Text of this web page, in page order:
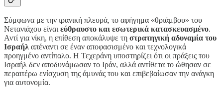
Σύμφωνα με την ιρανική πλευρά, το αφήγημα «θριάμβου» του
Νετανιάχου είναι εύθραυστο και εσωτερικά κατασκευασμένο.
Αντί για νίκη, η επίθεση αποκάλυψε τη στρατηγική αδυναμία του
Ισραήλ απέναντι σε έναν αποφασισμένο και τεχνολογικά
προηγμένο αντίπαλο. Η Τεχεράνη υποστηρίζει ότι οι πράξεις του
Ισραήλ δεν αποδυνάμωσαν το Ιράν, αλλά αντίθετα το ώθησαν σε
περαιτέρω ενίσχυση της άμυνάς του και επιβεβαίωσαν την ανάγκη
για αυτονομία.